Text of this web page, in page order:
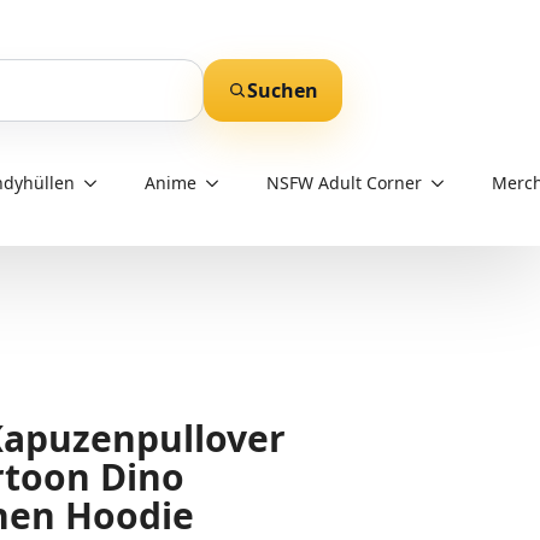
Suchen
Anime NSFW Adult Corner
Dino
Hoodie